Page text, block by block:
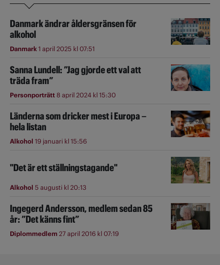
Danmark ändrar åldersgränsen för
alkohol
Danmark1 april 2025 kl 07:51
Sanna Lundell: ”Jag gjorde ett val att
träda fram”
Personporträtt8 april 2024 kl 15:30
Länderna som dricker mest i Europa –
hela listan
Alkohol 19 januari kl 15:56
"Det är ett ställningstagande"
Alkohol 5 augusti kl 20:13
Ingegerd Andersson, medlem sedan 85
år: ”Det känns fint”
Diplommedlem27 april 2016 kl 07:19